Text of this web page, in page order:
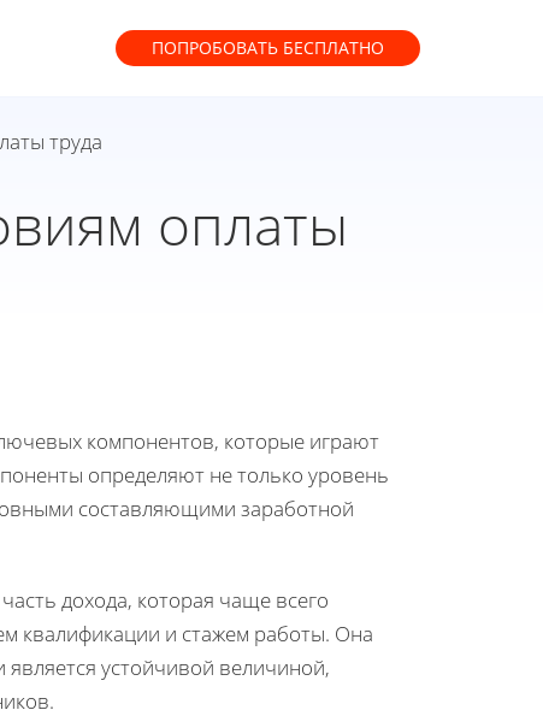
ПОПРОБОВАТЬ БЕСПЛАТНО
труда
оплаты
компонентов, которые играют
определяют не только уровень
составляющими заработной
дохода, которая чаще всего
квалификации и стажем работы. Она
является устойчивой величиной,